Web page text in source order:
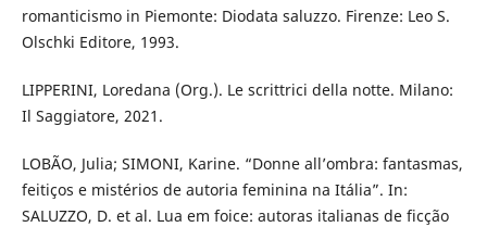
romanticismo in Piemonte: Diodata saluzzo. Firenze: Leo S.
Olschki Editore, 1993.
LIPPERINI, Loredana (Org.). Le scrittrici della notte. Milano:
Il Saggiatore, 2021.
LOBÃO, Julia; SIMONI, Karine. “Donne all’ombra: fantasmas,
feitiços e mistérios de autoria feminina na Itália”. In:
SALUZZO, D. et al. Lua em foice: autoras italianas de ficção